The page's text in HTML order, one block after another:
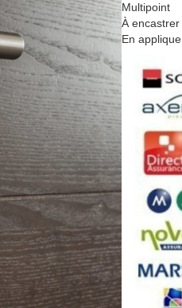
Multipoint
À encastrer
En applique